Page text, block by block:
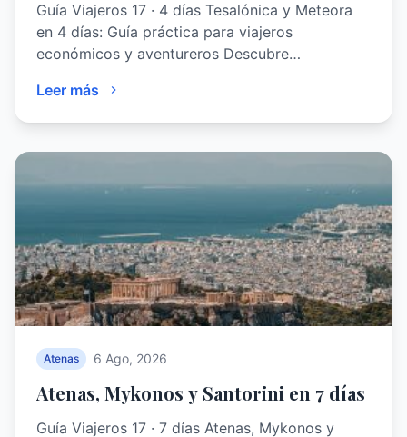
Guía Viajeros 17 · 4 días Tesalónica y Meteora
en 4 días: Guía práctica para viajeros
económicos y aventureros Descubre…
Leer más
Atenas 6 Ago, 2026
Atenas, Mykonos y Santorini en 7 días
Guía Viajeros 17 · 7 días Atenas, Mykonos y